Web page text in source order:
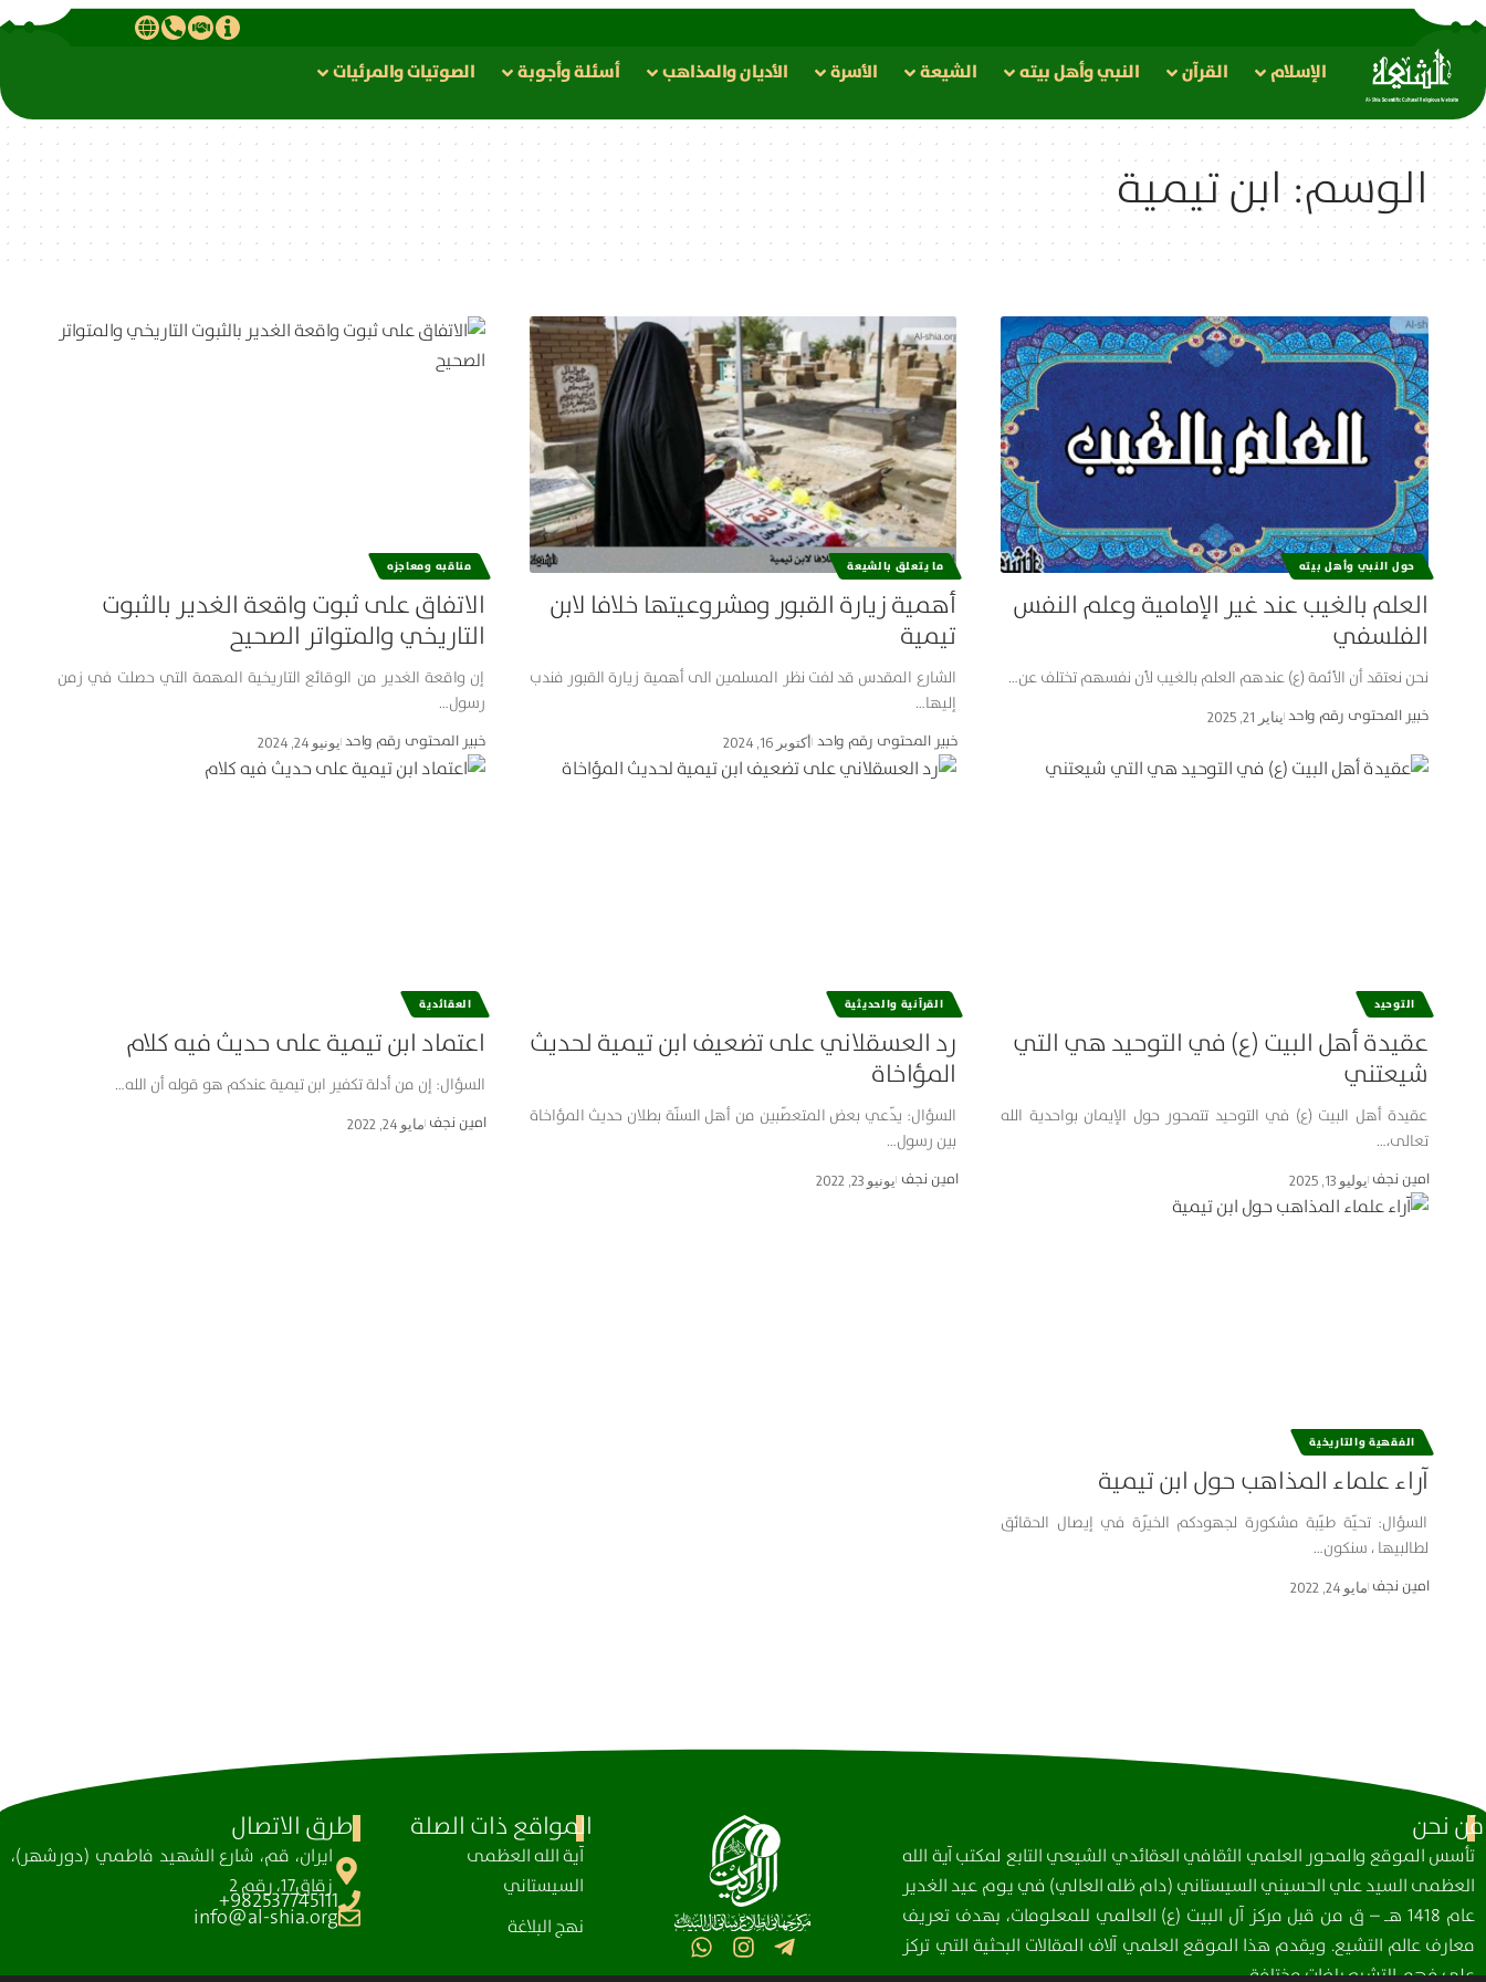
الإسلام القرآن النبي وأهل بيته الشيعة الأسرة الأدیان والمذاهب أسئلة وأجوبة الصوتیات والمرئیات
الوسم:ابن تيمية
حول النبي وأهل بيته
العلم بالغيب عند غير الإمامية وعلم النفس
الفلسفي
نحن نعتقد أن الأئمة (ع) عندهم العلم بالغيب لأن نفسهم تختلف عن…
خبير المحتوى رقم واحد يناير 21, 2025
ما يتعلق بالشيعة
أهمية زيارة القبور ومشروعيتها خلافا لابن
تيمية
الشارع المقدس قد لفت نظر المسلمين الى أهمية زيارة القبور فندب
إليها…
خبير المحتوى رقم واحد أكتوبر 16, 2024
مناقبه ومعاجزه
الاتفاق على ثبوت واقعة الغدير بالثبوت
التاريخي والمتواتر الصحيح
إن واقعة الغدير من الوقائع التاريخية المهمة التي حصلت في زمن
رسول…
خبير المحتوى رقم واحد يونيو 24, 2024
التوحيد
عقيدة أهل البيت (ع) في التوحيد هي التي
شيعتني
عقيدة أهل البيت (ع) في التوحيد تتمحور حول الإيمان بواحدية الله
تعالى،…
امین نجف يوليو 13, 2025
القرآنية والحديثية
رد العسقلاني على تضعيف ابن تيمية لحديث
المؤاخاة
السؤال: يدّعي بعض المتعصّبين من أهل السنّة بطلان حديث المؤاخاة
بين رسول…
امین نجف يونيو 23, 2022
العقائدية
اعتماد ابن تيمية على حديث فيه كلام
السؤال: إن من أدلة تكفير ابن تيمية عندكم هو قوله أن الله…
امین نجف مايو 24, 2022
الفقهية والتاريخية
آراء علماء المذاهب حول ابن تيمية
السؤال: تحيّة طيّبة مشكورة لجهودكم الخيّرة في إيصال الحقائق
لطالبيها ، سنكون…
امین نجف مايو 24, 2022
مَن نحن
تأسس الموقع والمحور العلمي الثقافي العقائدي الشيعي التابع لمكتب آية الله
العظمى السيد علي الحسيني السيستاني (دام ظله العالي) في يوم عيد الغدير
عام 1418 هـ – ق من قبل مركز آل البيت (ع) العالمي للمعلومات، بهدف تعريف
معارف عالم التشيع. ويقدم هذا الموقع العلمي آلاف المقالات البحثية التي تركز
على فهم التشيع بلغات مختلفة.
المواقع ذات الصلة
آیة الله العظمی
السيستاني
نهج البلاغة
طرق الاتصال
ايران، قم، شارع الشهيد فاطمي (دورشهر)،
زقاق17، رقم 2
982537745111+
info@al-shia.org